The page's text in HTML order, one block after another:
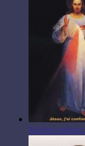
Miséricordieux